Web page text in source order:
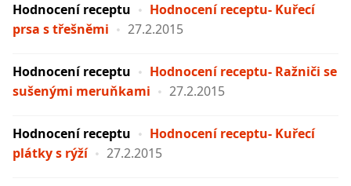
Hodnocení receptu
Hodnocení receptu- Kuřecí
prsa s třešněmi
27.2.2015
Hodnocení receptu
Hodnocení receptu- Ražniči se
sušenými meruňkami
27.2.2015
Hodnocení receptu
Hodnocení receptu- Kuřecí
plátky s rýží
27.2.2015